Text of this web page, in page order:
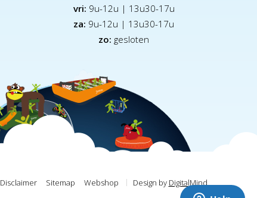
vri: 9u-12u | 13u30-17u
za: 9u-12u | 13u30-17u
zo: gesloten
Disclaimer Sitemap Webshop Design by DigitalMind